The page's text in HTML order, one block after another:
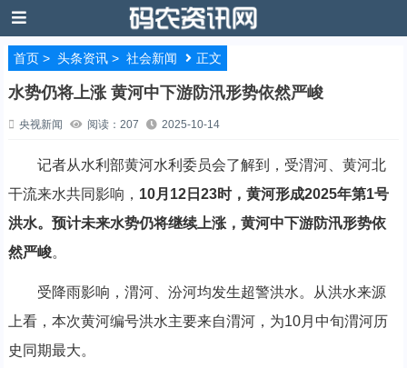
首页> 头条资讯> 社会新闻 正文
水势仍将上涨 黄河中下游防汛形势依然严峻
央视新闻 阅读：207 2025-10-14
记者从水利部黄河水利委员会了解到，受渭河、黄河北
干流来水共同影响， 10月12日23时，黄河形成2025年第1号
洪水。预计未来水势仍将继续上涨，黄河中下游防汛形势依
然严峻。
受降雨影响，渭河、汾河均发生超警洪水。从洪水来源
上看，本次黄河编号洪水主要来自渭河，为10月中旬渭河历
史同期最大。